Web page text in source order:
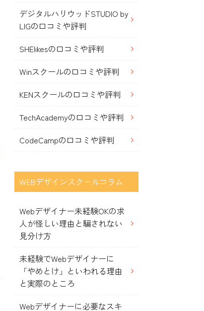
デジタルハリウッドSTUDIO by
LIGの口コミや評判
SHElikesの口コミや評判
Winスクールの口コミや評判
KENスクールの口コミや評判
TechAcademyの口コミや評判
CodeCampの口コミや評判
WEBデザインスクールコラム
Webデザイナー未経験OKの求
人が怪しい理由と騙されない
見分け方
未経験でWebデザイナーに
「やめとけ」といわれる理由
と実際のところ
Webデザイナーに必要なスキ